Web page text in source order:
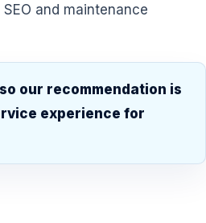
and maintenance
our recommendation is
experience for